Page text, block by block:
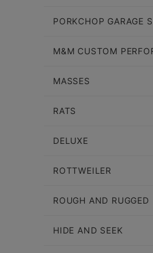
PORKCHOP GARAGE
M&M CUSTOM
MASSES
RATS
DELUXE
ROTTWEILER
ROUGH AND RUGGED
HIDE AND SEEK